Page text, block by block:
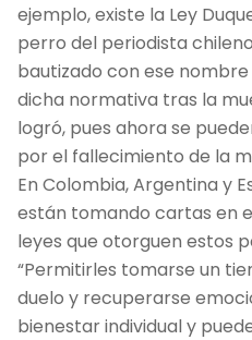
ejemplo, existe la Ley
perro del periodista
bautizado con ese
dicha normativa tras la
logró, pues ahora se
por el fallecimiento de la
En Colombia, Argentina y
están tomando cartas en
leyes que otorguen estos
“Permitirles tomarse un
duelo y recuperarse
bienestar individual y